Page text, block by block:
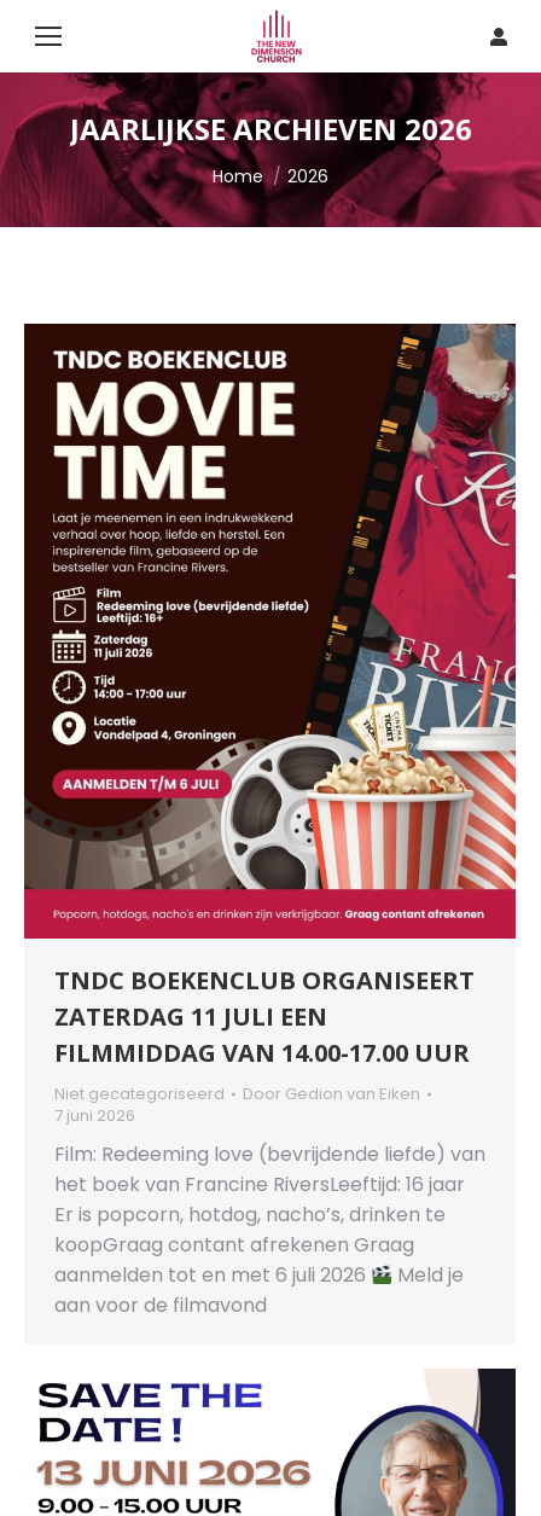
JAARLIJKSE ARCHIEVEN2026
Je bent hier:
Home 2026
TNDC BOEKENCLUB ORGANISEERT
ZATERDAG 11 JULI EEN
FILMMIDDAG VAN 14.00-17.00 UUR
Niet gecategoriseerd Door Gedion van Eiken
7 juni 2026
Film: Redeeming love (bevrijdende liefde) van
het boek van Francine RiversLeeftijd: 16 jaar
Er is popcorn, hotdog, nacho’s, drinken te
koopGraag contant afrekenen Graag
aanmelden tot en met 6 juli 2026
Meld je
aan voor de filmavond